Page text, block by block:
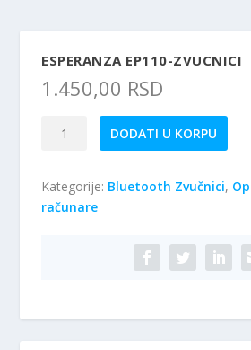
ESPERANZA EP110-ZVUCNICI
1.450,00 RSD
Esperanza
količina
DODATI U KORPU
Kategorije: Bluetooth Zvučnici,
računare